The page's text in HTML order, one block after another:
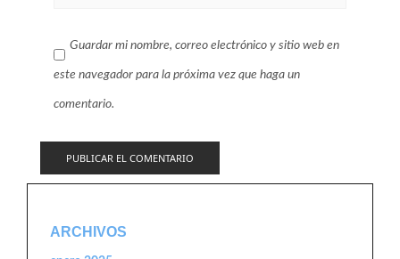
Guardar mi nombre, correo electrónico y sitio web en
este navegador para la próxima vez que haga un
comentario.
ARCHIVOS